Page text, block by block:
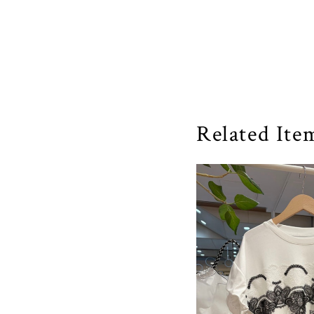
Related